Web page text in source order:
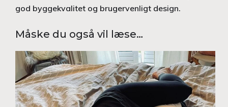
god byggekvalitet og brugervenligt design.
Måske du også vil læse…